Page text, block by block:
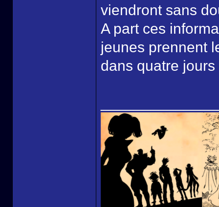
viendront sans
A part ces
jeunes prennent
dans quatre